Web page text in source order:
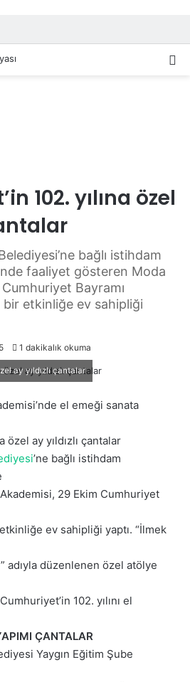
102. yılına özel
bağlı istihdam
faaliyet gösteren Moda
Bayramı
bir etkinliğe ev sahipliği
1 dakikalık okuma
ay yıldızlı çantalar
’nde el emeği sanata
özel ay yıldızlı çantalar
’ne bağlı istihdam
29 Ekim Cumhuriyet
ev sahipliği yaptı. “İlmek
adıyla düzenlenen özel atölye
102. yılını el
ÇANTALAR
Yaygın Eğitim Şube